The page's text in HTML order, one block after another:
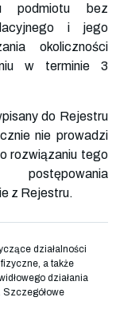
podmiotu bez
i jego
okoliczności
w terminie 3
do Rejestru
nie prowadzi
rozwiązaniu tego
postępowania
z Rejestru.
działalności
a także
działania
Szczegółowe